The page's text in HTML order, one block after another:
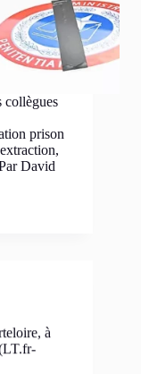
collègues
prison
David
à